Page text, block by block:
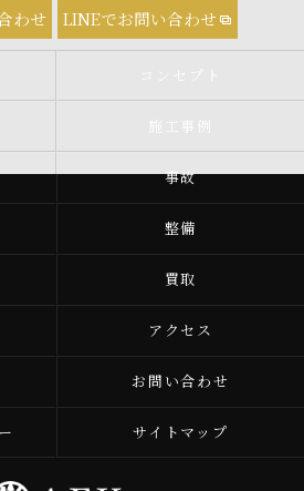
わせ LINEでお問い合わせ
コンセプト
施工事例
事故
整備
買取
アクセス
お問い合わせ
サイトマップ